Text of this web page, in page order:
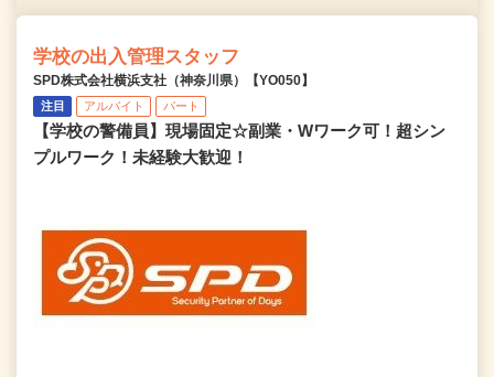
学校の出入管理スタッフ
SPD株式会社横浜支社（神奈川県）【YO050】
注目 アルバイト パート
【学校の警備員】現場固定☆副業・Wワーク可！超シン
プルワーク！未経験大歓迎！